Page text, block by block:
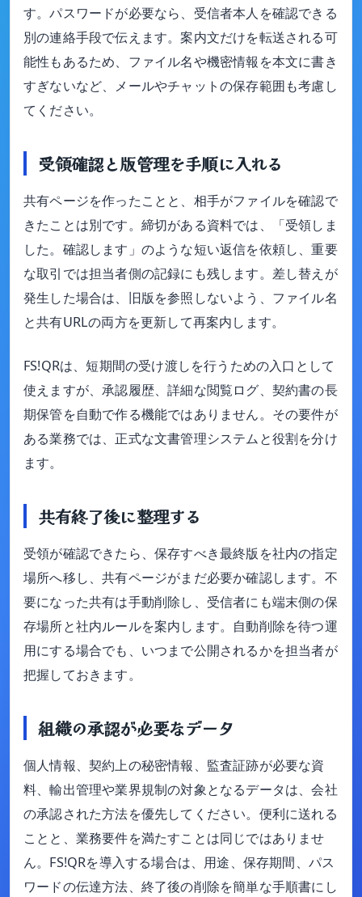
す。パスワードが必要なら、受信者本人を確認できる
別の連絡手段で伝えます。案内文だけを転送される可
能性もあるため、ファイル名や機密情報を本文に書き
すぎないなど、メールやチャットの保存範囲も考慮し
てください。
受領確認と版管理を手順に入れる
共有ページを作ったことと、相手がファイルを確認で
きたことは別です。締切がある資料では、「受領しま
した。確認します」のような短い返信を依頼し、重要
な取引では担当者側の記録にも残します。差し替えが
発生した場合は、旧版を参照しないよう、ファイル名
と共有URLの両方を更新して再案内します。
FS!QRは、短期間の受け渡しを行うための入口として
使えますが、承認履歴、詳細な閲覧ログ、契約書の長
期保管を自動で作る機能ではありません。その要件が
ある業務では、正式な文書管理システムと役割を分け
ます。
共有終了後に整理する
受領が確認できたら、保存すべき最終版を社内の指定
場所へ移し、共有ページがまだ必要か確認します。不
要になった共有は手動削除し、受信者にも端末側の保
存場所と社内ルールを案内します。自動削除を待つ運
用にする場合でも、いつまで公開されるかを担当者が
把握しておきます。
組織の承認が必要なデータ
個人情報、契約上の秘密情報、監査証跡が必要な資
料、輸出管理や業界規制の対象となるデータは、会社
の承認された方法を優先してください。便利に送れる
ことと、業務要件を満たすことは同じではありませ
ん。FS!QRを導入する場合は、用途、保存期間、パス
ワードの伝達方法、終了後の削除を簡単な手順書にし